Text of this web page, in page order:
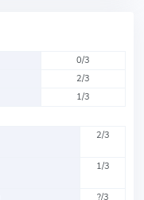
0/3
2/3
1/3
2/3
1/3
?/3